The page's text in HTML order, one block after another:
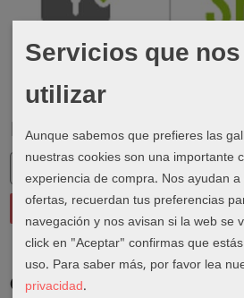
Marcas
Costes de Envío
Servicios que
utilizar
Aunque sabemos que prefieres las
nuestras cookies son una importante
experiencia de compra. Nos ayudan
ofertas, recuerdan tus preferencias
navegación y nos avisan si la web se
click en "Aceptar" confirmas que
uso. Para saber más, por favor lea
privacidad.